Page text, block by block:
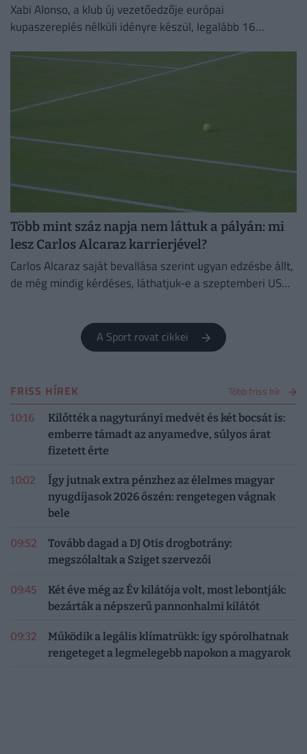
Xabi Alonso, a klub új vezetőedzője európai
kupaszereplés nélküli idényre készül, legalább 16
Több mint száz napja nem láttuk a pályán: mi
lesz Carlos Alcaraz karrierjével?
Carlos Alcaraz saját bevallása szerint ugyan edzésbe állt,
de még mindig kérdéses, láthatjuk-e a szeptemberi US
A Sport rovat cikkei
FRISS HÍREK Több friss hír
10:16
Kilőtték a nagyturányi medvét és két bocsát is:
emberre támadt az anyamedve, súlyos árat
fizetett érte
10:02
Így jutnak extra pénzhez az élelmes magyar
nyugdíjasok 2026 őszén: rengetegen vágnak
bele
09:52
Tovább dagad a DJ Otis drogbotrány:
megszólaltak a Sziget szervezői
09:45
Két éve még az Év kilátója volt, most lebontják:
bezárták a népszerű pannonhalmi kilátót
09:32
Működik a legális klímatrükk: így spórolhatnak
rengeteget a legmelegebb napokon a magyarok